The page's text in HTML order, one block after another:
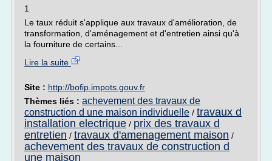
1
Le taux réduit s'applique aux travaux d'amélioration, de
transformation, d'aménagement et d'entretien ainsi qu'à
la fourniture de certains...
Lire la suite
Site : http://bofip.impots.gouv.fr
Thèmes liés : achevement des travaux de
construction d une maison individuelle / travaux d
installation electrique / prix des travaux d
entretien / travaux d'amenagement maison /
achevement des travaux de construction d
une maison